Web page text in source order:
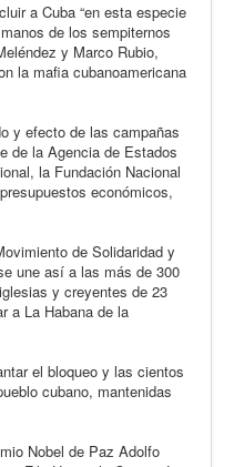
a Cuba “en esta especie
de los sempiternos
y Marco Rubio,
la mafia cubanoamericana
y efecto de las campañas
de la Agencia de Estados
la Fundación Nacional
económicos,
de Solidaridad y
une así a las más de 300
y creyentes de 23
a La Habana de la
el bloqueo y las cientos
cubano, mantenidas
Nobel de Paz Adolfo